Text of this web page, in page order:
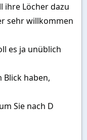
ihre Löcher dazu
sehr willkommen
es ja unüblich
Blick haben,
Sie nach D